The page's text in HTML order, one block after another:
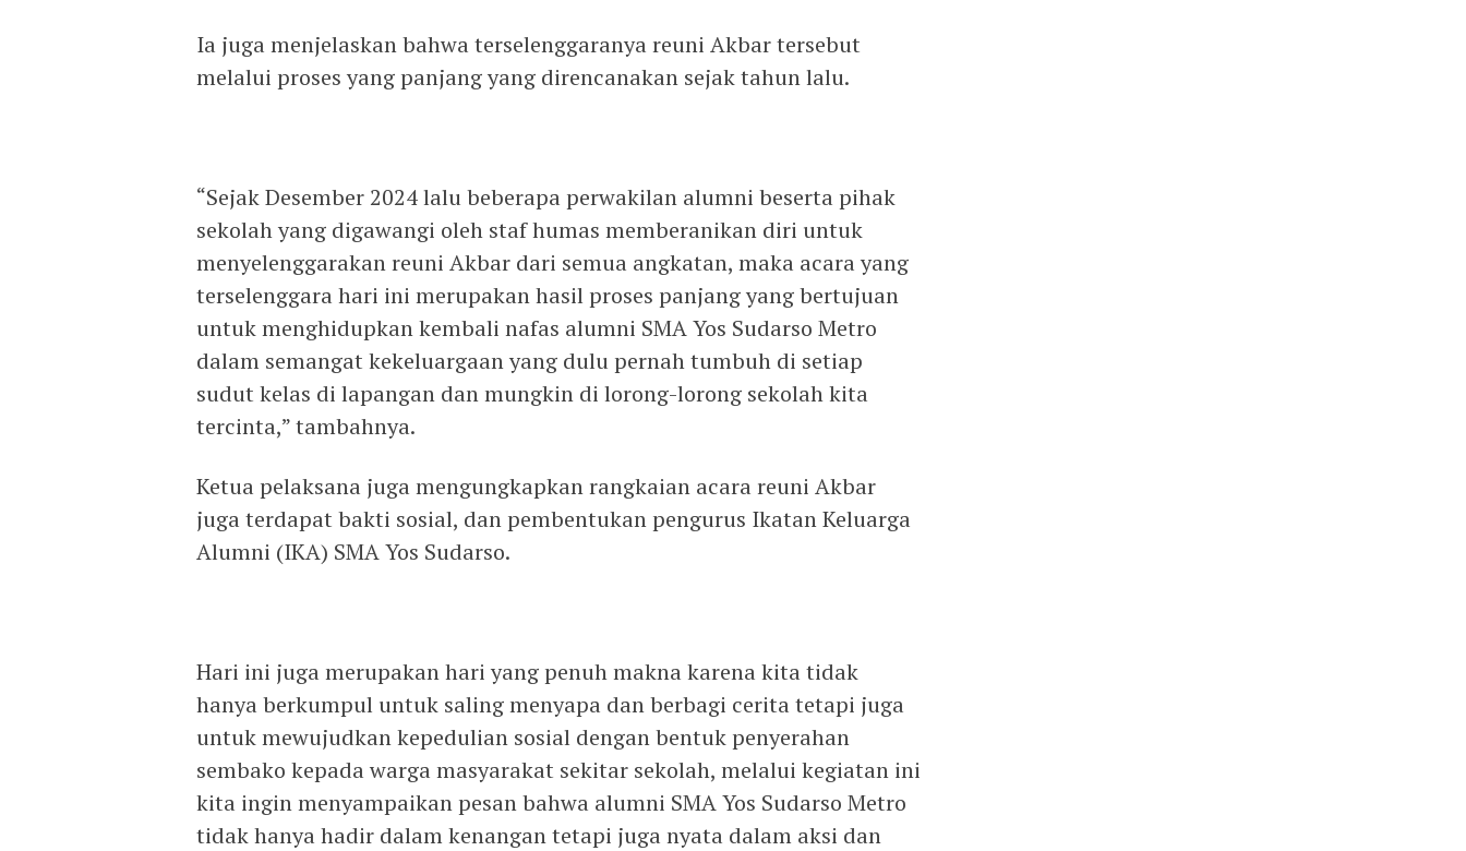
Ia juga menjelaskan bahwa terselenggaranya reuni Akbar tersebut
melalui proses yang panjang yang direncanakan sejak tahun lalu.
“Sejak Desember 2024 lalu beberapa perwakilan alumni beserta pihak
sekolah yang digawangi oleh staf humas memberanikan diri untuk
menyelenggarakan reuni Akbar dari semua angkatan, maka acara yang
terselenggara hari ini merupakan hasil proses panjang yang bertujuan
untuk menghidupkan kembali nafas alumni SMA Yos Sudarso Metro
dalam semangat kekeluargaan yang dulu pernah tumbuh di setiap
sudut kelas di lapangan dan mungkin di lorong-lorong sekolah kita
tercinta,” tambahnya.
Ketua pelaksana juga mengungkapkan rangkaian acara reuni Akbar
juga terdapat bakti sosial, dan pembentukan pengurus Ikatan Keluarga
Alumni (IKA) SMA Yos Sudarso.
Hari ini juga merupakan hari yang penuh makna karena kita tidak
hanya berkumpul untuk saling menyapa dan berbagi cerita tetapi juga
untuk mewujudkan kepedulian sosial dengan bentuk penyerahan
sembako kepada warga masyarakat sekitar sekolah, melalui kegiatan ini
kita ingin menyampaikan pesan bahwa alumni SMA Yos Sudarso Metro
tidak hanya hadir dalam kenangan tetapi juga nyata dalam aksi dan